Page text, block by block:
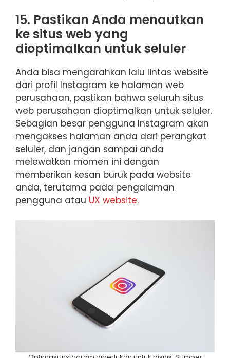
15. Pastikan Anda menautkan
ke situs web yang
dioptimalkan untuk seluler
Anda bisa mengarahkan lalu lintas website
dari profil Instagram ke halaman web
perusahaan, pastikan bahwa seluruh situs
web perusahaan dioptimalkan untuk seluler.
Sebagian besar pengguna Instagram akan
mengakses halaman anda dari perangkat
seluler, dan jangan sampai anda
melewatkan momen ini dengan
memberikan kesan buruk pada website
anda, terutama pada pengalaman
pengguna atau UX website.